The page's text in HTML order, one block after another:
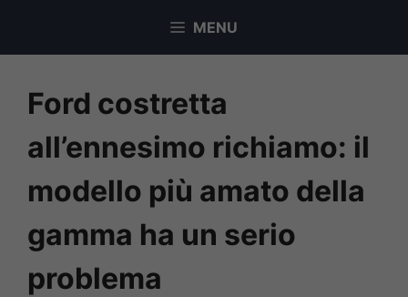
MENU
Ford costretta
all’ennesimo richiamo: il
modello più amato della
gamma ha un serio
problema